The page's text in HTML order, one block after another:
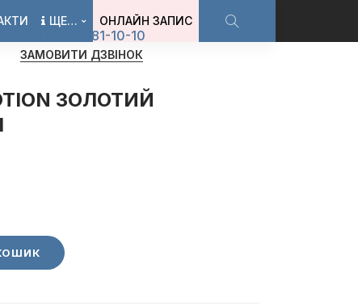
+38 (068) 581-10-10
ЗАМОВИТИ ДЗВІНОК
ЩЕ… ОНЛАЙН ЗАПИС
ЗОЛОТИЙ